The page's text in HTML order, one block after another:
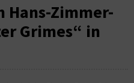
Hans-Zimmer-
Grimes“ in